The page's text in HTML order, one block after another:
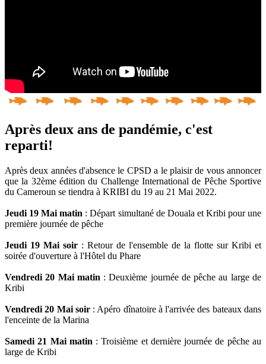
Après deux ans de pandémie, c'est
reparti!
Après deux années d'absence le CPSD a le plaisir de vous annoncer
que la 32ème édition du Challenge International de Pêche Sportive
du Cameroun se tiendra à KRIBI du 19 au 21 Mai 2022.
Jeudi 19 Mai matin : Départ simultané de Douala et Kribi pour une
première journée de pêche
Jeudi 19 Mai soir : Retour de l'ensemble de la flotte sur Kribi et
soirée d'ouverture à l'Hôtel du Phare
Vendredi 20 Mai matin : Deuxième journée de pêche au large de
Kribi
Vendredi 20 Mai soir: Apéro dînatoire à l'arrivée des bateaux dans
l'enceinte de la Marina
Samedi 21 Mai matin : Troisième et dernière journée de pêche au
large de Kribi